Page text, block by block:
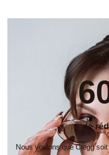
de
Nous voulons que Clegg